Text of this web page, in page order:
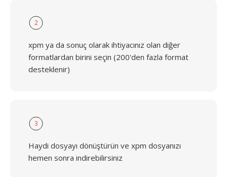
2
xpm ya da sonuç olarak ihtiyacınız olan diğer
formatlardan birini seçin (200'den fazla format
desteklenir)
3
Haydi dosyayı dönüştürün ve xpm dosyanızı
hemen sonra indirebilirsiniz